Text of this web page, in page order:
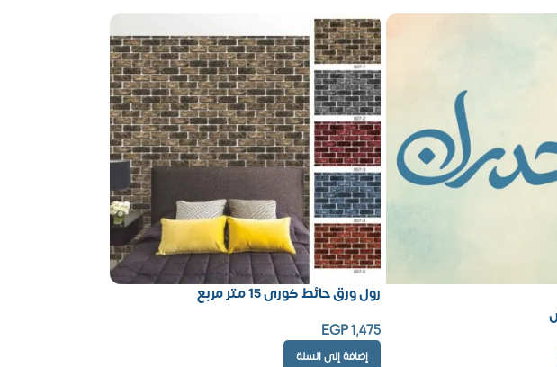
رول ورق حائط كورى 15 متر مربع
EGP1,475
إضافة إلى السلة